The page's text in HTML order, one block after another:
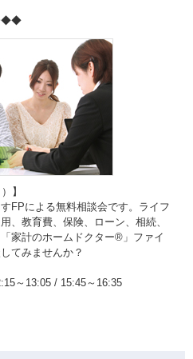
◆◆
】
FPによる無料相談会です。ライフ
、教育費、保険、ローン、相続、
家計のホームドクター®」ファイ
てみませんか？
～13:05 / 15:45～16:35